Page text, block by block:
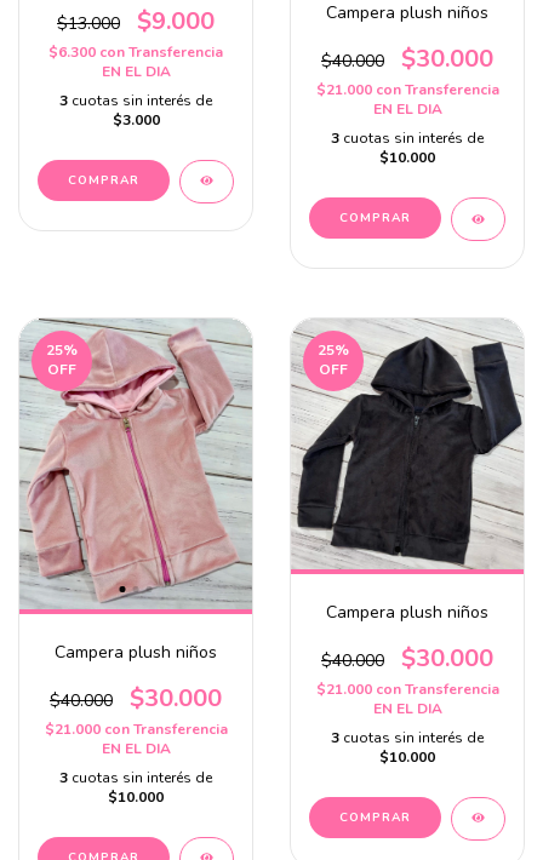
$13.000 $9.000
$6.300 conTransferencia
EN EL DIA
3 cuotas sin interés de
$3.000
COMPRAR
Campera plush niños
$40.000 $30.000
$21.000 con Transferencia
EN EL DIA
3 cuotas sin interés de
$10.000
COMPRAR
25%
OFF
Campera plush niños
$40.000 $30.000
$21.000 con Transferencia
EN EL DIA
3 cuotas sin interés de
$10.000
25%
OFF
Campera plush niños
$40.000 $30.000
$21.000 con Transferencia
EN EL DIA
3 cuotas sin interés de
$10.000
COMPRAR